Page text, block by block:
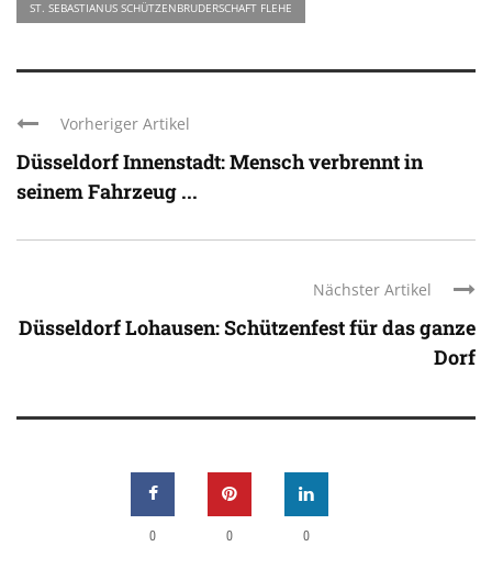
ST. SEBASTIANUS SCHÜTZENBRUDERSCHAFT FLEHE
Vorheriger Artikel
Düsseldorf Innenstadt: Mensch verbrennt in
seinem Fahrzeug ...
Nächster Artikel
Düsseldorf Lohausen: Schützenfest für das ganze
Dorf
0 0 0